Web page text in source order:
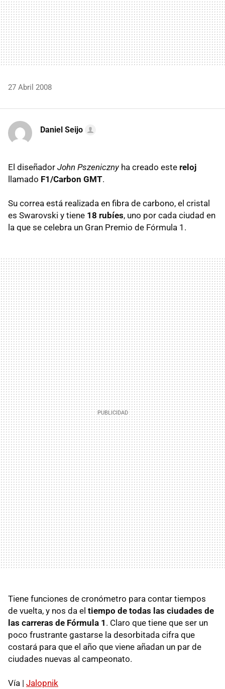
27 Abril 2008
Daniel Seijo
El diseñador John Pszenicznyha creado este reloj
llamado F1/Carbon GMT.
Su correa está realizada en fibra de carbono, el cristal
es Swarovski y tiene 18 rubíes, uno por cada ciudad en
la que se celebra un Gran Premio de Fórmula 1.
Tiene funciones de cronómetro para contar tiempos
de vuelta, y nos da el tiempo de todas las ciudades de
las carreras de Fórmula 1 . Claro que tiene que ser un
poco frustrante gastarse la desorbitada cifra que
costará para que el año que viene añadan un par de
ciudades nuevas al campeonato.
Vía | Jalopnik